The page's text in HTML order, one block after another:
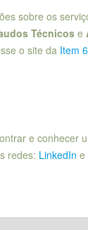
sobre os
Técnicos e
o site da Item
e conhecer
redes: LinkedIn e